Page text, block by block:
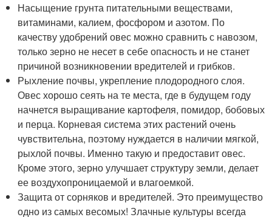
Насыщение грунта питательными веществами,
витаминами, калием, фосфором и азотом. По
качеству удобрений овес можно сравнить с навозом,
только зерно не несет в себе опасность и не станет
причиной возникновении вредителей и грибков.
Рыхление почвы, укрепление плодородного слоя.
Овес хорошо сеять на те места, где в будущем году
начнется выращивание картофеля, помидор, бобовых
и перца. Корневая система этих растений очень
чувствительна, поэтому нуждается в наличии мягкой,
рыхлой почвы. Именно такую и предоставит овес.
Кроме этого, зерно улучшает структуру земли, делает
ее воздухопроницаемой и влагоемкой.
Защита от сорняков и вредителей. Это преимущество
одно из самых весомых! Злачные культуры всегда